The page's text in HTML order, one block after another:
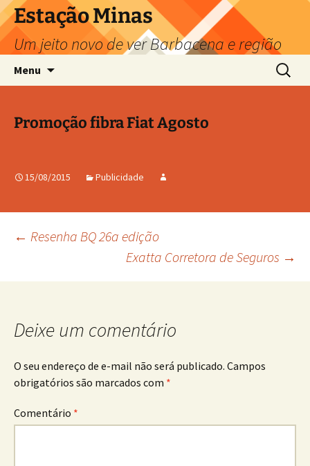
Pular
para
o
conteúdo
Estação Minas
Um jeito novo de ver Barbacena e região
Menu
por:
Promoção fibra Fiat Agosto
15/08/2015 Publicidade
Navegação
de
posts
← Resenha BQ 26a edição
Exatta Corretora de Seguros →
Deixe um comentário
O seu endereço de e-mail não será publicado. Campos
obrigatórios são marcados com *
Comentário *